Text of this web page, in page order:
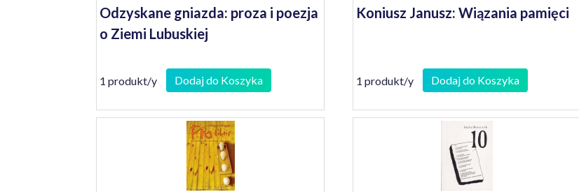
Odzyskane gniazda: proza i poezja
o Ziemi Lubuskiej
1 produkt/y Dodaj do Koszyka
Koniusz Janusz: Wiązania pamięci
1 produkt/y Dodaj do Koszyka